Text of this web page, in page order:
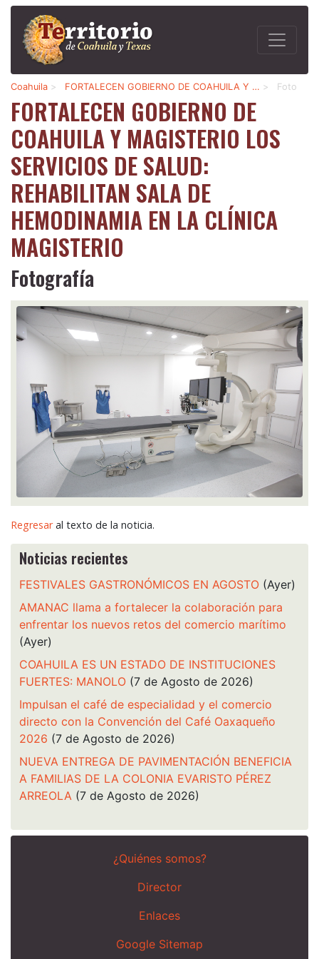
Coahuila > FORTALECEN GOBIERNO DE COAHUILA Y … > Foto
FORTALECEN GOBIERNO DE
COAHUILA Y MAGISTERIO LOS
SERVICIOS DE SALUD:
REHABILITAN SALA DE
HEMODINAMIA EN LA CLÍNICA
MAGISTERIO
Fotografía
Regresaral texto de la noticia.
Noticias recientes
FESTIVALES GASTRONÓMICOS EN AGOSTO (Ayer)
AMANAC llama a fortalecer la colaboración para
enfrentar los nuevos retos del comercio marítimo
(Ayer)
COAHUILA ES UN ESTADO DE INSTITUCIONES
FUERTES: MANOLO (7 de Agosto de 2026)
Impulsan el café de especialidad y el comercio
directo con la Convención del Café Oaxaqueño
2026 (7 de Agosto de 2026)
NUEVA ENTREGA DE PAVIMENTACIÓN BENEFICIA
A FAMILIAS DE LA COLONIA EVARISTO PÉREZ
ARREOLA (7 de Agosto de 2026)
¿Quiénes somos?
Director
Enlaces
Google Sitemap